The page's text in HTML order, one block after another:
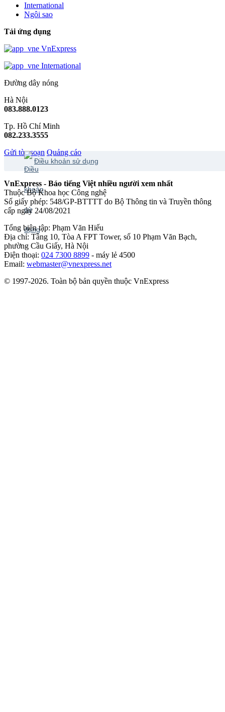
International
Ngôi sao
Tải ứng dụng
VnExpress
International
Đường dây nóng
Hà Nội
083.888.0123
Tp. Hồ Chí Minh
082.233.3555
Gửi tòa soạn Quảng cáo
Điều khoản sử dụng
VnExpress - Báo tiếng Việt nhiều người xem nhất
Thuộc Bộ Khoa học Công nghệ
Số giấy phép: 548/GP-BTTTT do Bộ Thông tin và Truyền thông
cấp ngày 24/08/2021
Tổng biên tập: Phạm Văn Hiếu
Địa chỉ: Tầng 10, Tòa A FPT Tower, số 10 Phạm Văn Bạch,
phường Cầu Giấy, Hà Nội
Điện thoại: 024 7300 8899 - máy lẻ 4500
Email: webmaster@vnexpress.net
© 1997-2026. Toàn bộ bản quyền thuộc VnExpress